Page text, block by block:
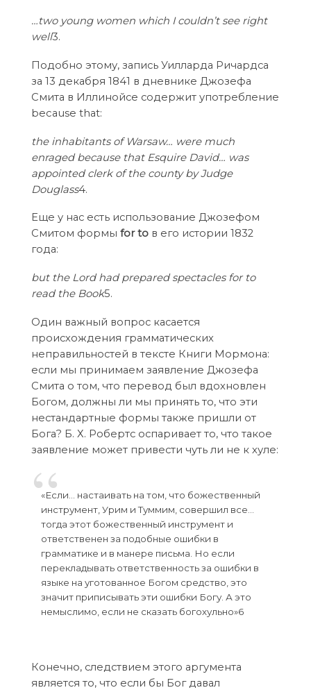
…two young women which I couldn’t see right
well3.
Подобно этому, запись Уилларда Ричардса
за 13 декабря 1841 в дневнике Джозефа
Смита в Иллинойсе содержит употребление
because that:
the inhabitants of Warsaw… were much
enraged because that Esquire David… was
appointed clerk of the county by Judge
Douglass4.
Еще у нас есть использование Джозефом
Смитом формы for toв его истории 1832
года:
but the Lord had prepared spectacles for to
read the Book5.
Один важный вопрос касается
происхождения грамматических
неправильностей в тексте Книги Мормона:
если мы принимаем заявление Джозефа
Смита о том, что перевод был вдохновлен
Богом, должны ли мы принять то, что эти
нестандартные формы также пришли от
Бога? Б. Х. Робертс оспаривает то, что такое
заявление может привести чуть ли не к хуле:
«Если… настаивать на том, что божественный
инструмент, Урим и Туммим, совершил все…
тогда этот божественный инструмент и
ответственен за подобные ошибки в
грамматике и в манере письма. Но если
перекладывать ответственность за ошибки в
языке на уготованное Богом средство, это
значит приписывать эти ошибки Богу. А это
немыслимо, если не сказать богохульно»6
Конечно, следствием этого аргумента
является то, что если бы Бог давал